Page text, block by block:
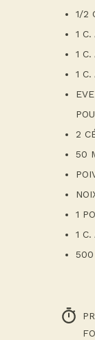
1/2
1 C.
1
1
2
50
1
1
500